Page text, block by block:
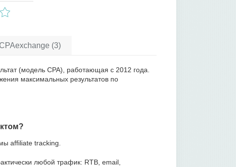
(3)
(модель CPA), работающая с 2012 года.
максимальных результатов по
affiliate tracking.
любой трафик: RTB, email,